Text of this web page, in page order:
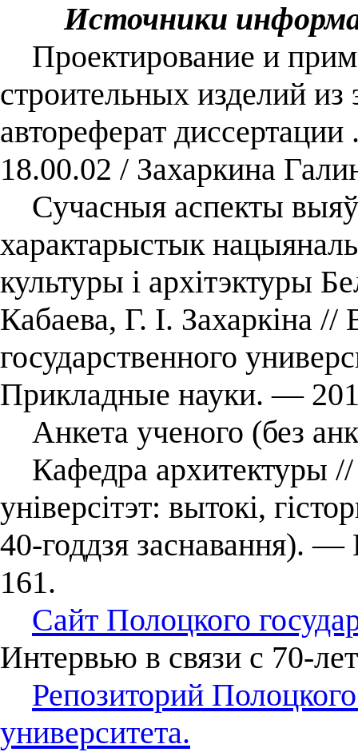
Источники
Проектирование и
строительных изделий
автореферат
18.00.02 / Захаркина
Сучасныя аспекты
характарыстык
культуры і архітэктуры
Кабаева, Г. І. Захаркіна
государственного
Прикладные науки. —
Анкета ученого (без
Кафедра архитектуры
універсітэт: вытокі,
40-годдзя заснавання).
161.
Сайт Полоцкого
Интервью в связи с 70-
Репозиторий
университета.